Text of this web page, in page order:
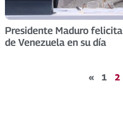
Presidente Maduro
de Venezuela en su día
« 1 2